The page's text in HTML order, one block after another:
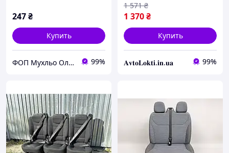
247₴
Купить
ФОП Мухльо Олег Олександрович 99%
1 370₴
1 571 ₴
Купить
𝐀𝐯𝐭𝐨𝐋𝐨𝐤𝐭𝐢.𝐢𝐧.𝐮𝐚 99%